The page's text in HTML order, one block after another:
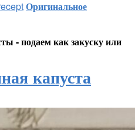
Оригинальное
- подаем как закуску или
капуста